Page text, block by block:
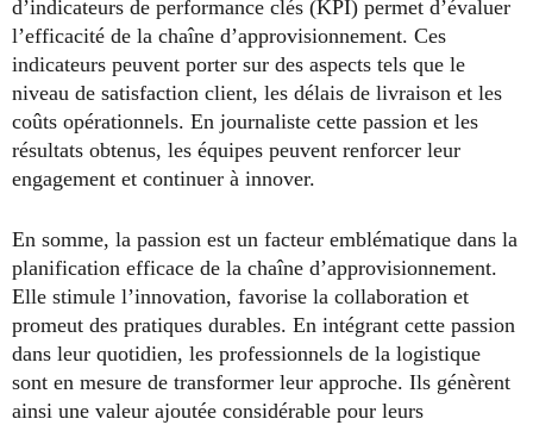
d’indicateurs de performance clés (KPI) permet d’évaluer
l’efficacité de la chaîne d’approvisionnement. Ces
indicateurs peuvent porter sur des aspects tels que le
niveau de satisfaction client, les délais de livraison et les
coûts opérationnels. En journaliste cette passion et les
résultats obtenus, les équipes peuvent renforcer leur
engagement et continuer à innover.
En somme, la passion est un facteur emblématique dans la
planification efficace de la chaîne d’approvisionnement.
Elle stimule l’innovation, favorise la collaboration et
promeut des pratiques durables. En intégrant cette passion
dans leur quotidien, les professionnels de la logistique
sont en mesure de transformer leur approche. Ils génèrent
ainsi une valeur ajoutée considérable pour leurs